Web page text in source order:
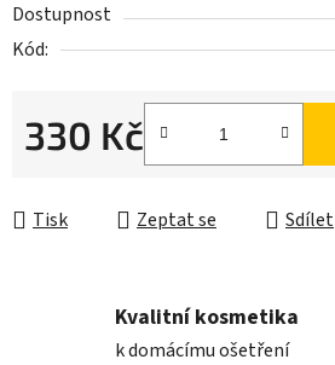
Dostupnost
Kód:
330 Kč
Tisk Zeptat se Sdílet
Kvalitní kosmetika
k domácímu ošetření